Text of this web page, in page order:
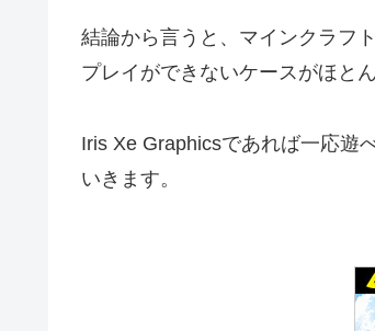
結論から言うと、マインクラフ
プレイができないケースがほとん
Iris Xe Graphicsであれば一応遊
いきます。